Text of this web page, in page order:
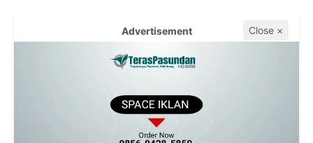
Advertisement Close ×